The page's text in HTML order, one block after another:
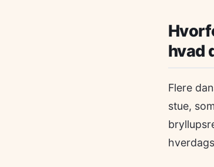
hvad
Flere
stue,